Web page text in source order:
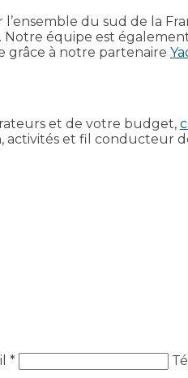
du sud de la
équipe est
grâce à notre partenaire
et de votre budget,
et fil conducteur
*